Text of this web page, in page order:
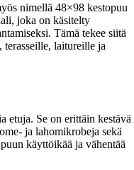
nimellä 48×98 kestopuu
joka on käsitelty
Tämä tekee siitä
terasseille, laitureille ja
etuja. Se on erittäin kestävä
ja lahomikrobeja sekä
käyttöikää ja vähentää